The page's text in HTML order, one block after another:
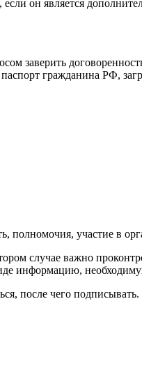
он является
заверить
гражданина РФ,
полномочия, участие в
случае важно
информацию,
после чего